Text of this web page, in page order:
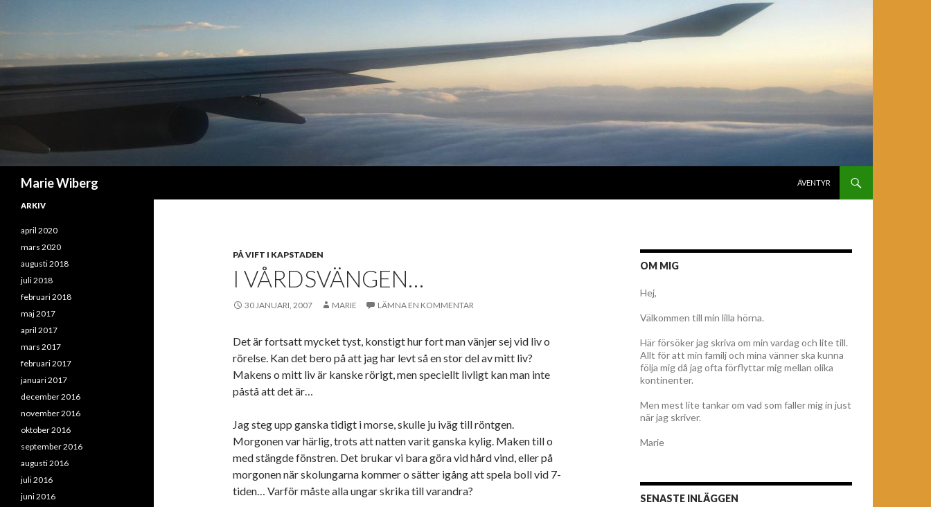
Marie Wiberg
ÄVENTYR
PÅ VIFT I KAPSTADEN
I VÅRDSVÄNGEN…
30 JANUARI, 2007 MARIE LÄMNA EN KOMMENTAR
Det är fortsatt mycket tyst, konstigt hur fort man vänjer sej vid liv o
rörelse. Kan det bero på att jag har levt så en stor del av mitt liv?
Makens o mitt liv är kanske rörigt, men speciellt livligt kan man inte
påstå att det är…
Jag steg upp ganska tidigt i morse, skulle ju iväg till röntgen.
Morgonen var härlig, trots att natten varit ganska kylig. Maken till o
med stängde fönstren. Det brukar vi bara göra vid hård vind, eller på
morgonen när skolungarna kommer o sätter igång att spela boll vid 7-
tiden… Varför måste alla ungar skrika till varandra?
OM MIG
Hej,
Välkommen till min lilla hörna.
Här försöker jag skriva om min vardag och lite till.
Allt för att min familj och mina vänner ska kunna
följa mig då jag ofta förflyttar mig mellan olika
kontinenter.
Men mest lite tankar om vad som faller mig in just
när jag skriver.
Marie
SENASTE INLÄGGEN
ARKIV
april 2020
mars 2020
augusti 2018
juli 2018
februari 2018
maj 2017
april 2017
mars 2017
februari 2017
januari 2017
december 2016
november 2016
oktober 2016
september 2016
augusti 2016
juli 2016
juni 2016